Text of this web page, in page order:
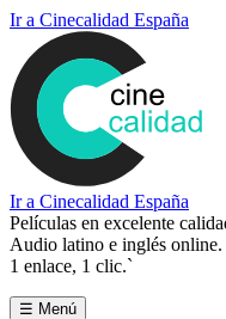
Ir a Cinecalidad España
Ir a Cinecalidad España
Películas en excelente
Audio latino e inglés online.
1 enlace, 1 clic.`
☰ Menú